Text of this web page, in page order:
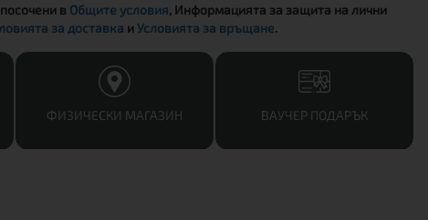
в Общите условия, Информацията за защита на лични
за доставка иУсловията за връщане.
ФИЗИЧЕСКИ МАГАЗИН ВАУЧЕР ПОДАРЪК